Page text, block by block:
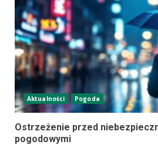
Aktualności Pogoda
Ostrzeżenie przed
pogodowymi